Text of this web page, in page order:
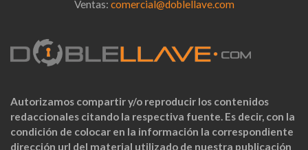
Ventas: comercial@doblellave.com
Autorizamos compartir y/o reproducir los contenidos
redaccionales citando la respectiva fuente. Es decir, con la
condición de colocar en la información la correspondiente
dirección url del material utilizado de nuestra publicación